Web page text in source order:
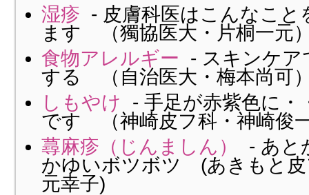
湿疹 - 皮膚科医はこんなこと
ます （獨協医大・片桐一元
食物アレルギー - スキンケア
する （自治医大・梅本尚可
しもやけ - 手足が赤紫色に
です （神崎皮フ科・神崎俊
蕁麻疹（じんましん）
- あと
かゆいボツボツ (あきもと皮
元幸子)